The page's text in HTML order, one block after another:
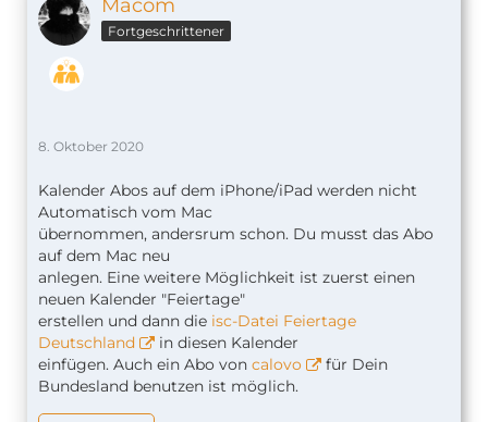
Macom
Fortgeschrittener
8. Oktober 2020
Kalender Abos auf dem iPhone/iPad werden nicht
Automatisch vom Mac
übernommen, andersrum schon. Du musst das Abo
auf dem Mac neu
anlegen. Eine weitere Möglichkeit ist zuerst einen
neuen Kalender "Feiertage"
erstellen und dann die isc-Datei Feiertage
Deutschland
in diesen Kalender
einfügen. Auch ein Abo von calovo
für Dein
Bundesland benutzen ist möglich.